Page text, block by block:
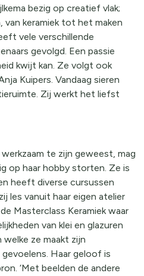
bezig op creatief vlak;
keramiek tot het maken
vele verschillende
gevolgd. Een passie
kwijt kan. Ze volgt ook
Kuipers. Vandaag sieren
Zij werkt het liefst
te zijn geweest, mag
op haar hobby storten. Ze is
heeft diverse cursussen
les vanuit haar eigen atelier
Masterclass Keramiek waar
van klei en glazuren
ze maakt zijn
Haar geloof is
‘Met beelden de andere